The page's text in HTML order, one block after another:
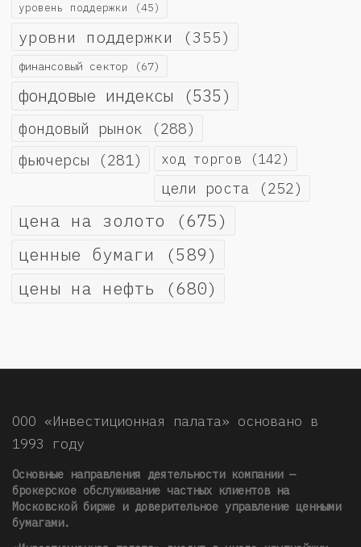
уровень поддержки (45)
уровни поддержки (355)
финансовый сектор (67)
фондовые индексы (535)
фондовый рынок (288)
фьючерсы (281) ход торгов (142)
цели роста (252)
цена на золото (675)
ценные бумаги (589)
цены на нефть (680)
ООО «Инвестиционная палата» основано в
1993 году
Основные направления деятельности компании —
брокерское обслуживание частных клиентов на
Московской бирже и доверительное управление ценными
бумагами.